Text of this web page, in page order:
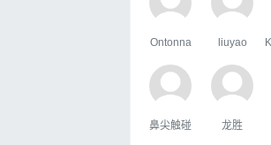
Ontonna liuyao
鼻尖触碰 龙胜